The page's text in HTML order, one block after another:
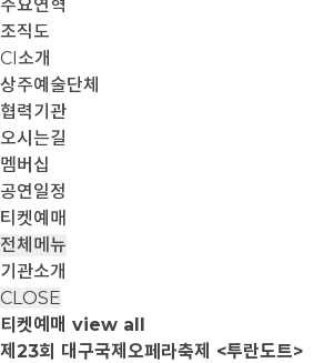
주요연혁
조직도
CI소개
상주예술단체
협력기관
오시는길
멤버십
공연일정
티켓예매
전체메뉴
기관소개
CLOSE
티켓예매 view all
제23회 대구국제오페라축제 <투란도트>